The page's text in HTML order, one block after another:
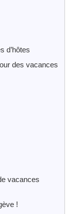
d’hôtes
des vacances
vacances
!